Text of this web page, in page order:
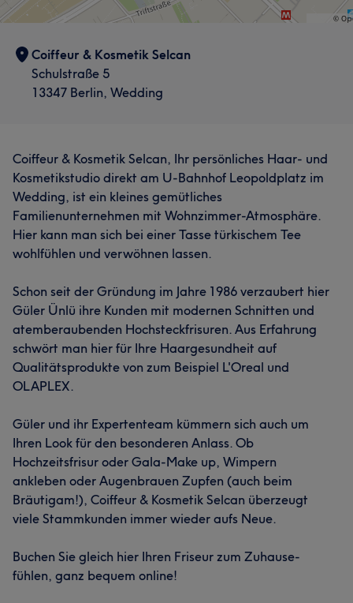
Was unsere Kunden über Selcan sagen
Kompetent 6 Sympathisch 6
Coiffeur & Kosmetik Selcan
Schulstraße 5
13347 Berlin, Wedding
Coiffeur & Kosmetik Selcan, Ihr persönliches Haar- und
Kosmetikstudio direkt am U-Bahnhof Leopoldplatz im
Wedding, ist ein kleines gemütliches
Familienunternehmen mit Wohnzimmer-Atmosphäre.
Hier kann man sich bei einer Tasse türkischem Tee
wohlfühlen und verwöhnen lassen.
Schon seit der Gründung im Jahre 1986 verzaubert hier
Güler Ünlü ihre Kunden mit modernen Schnitten und
atemberaubenden Hochsteckfrisuren. Aus Erfahrung
schwört man hier für Ihre Haargesundheit auf
Qualitätsprodukte von zum Beispiel L'Oreal und
OLAPLEX.
Güler und ihr Expertenteam kümmern sich auch um
Ihren Look für den besonderen Anlass. Ob
Hochzeitsfrisur oder Gala-Make up, Wimpern
ankleben oder Augenbrauen Zupfen (auch beim
Bräutigam!), Coiffeur & Kosmetik Selcan überzeugt
viele Stammkunden immer wieder aufs Neue.
Buchen Sie gleich hier Ihren Friseur zum Zuhause-
fühlen, ganz bequem online!